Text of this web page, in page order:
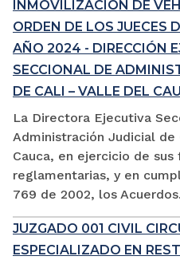
INMOVILIZACIÓN DE
ORDEN DE LOS JUECES
AÑO 2024 - DIRECCIÓN
SECCIONAL DE
DE CALI – VALLE DEL
La Directora Ejecutiva
Administración Judicial de
Cauca, en ejercicio de
reglamentarias, y en
769 de 2002, los
JUZGADO 001 CIVIL
ESPECIALIZADO EN